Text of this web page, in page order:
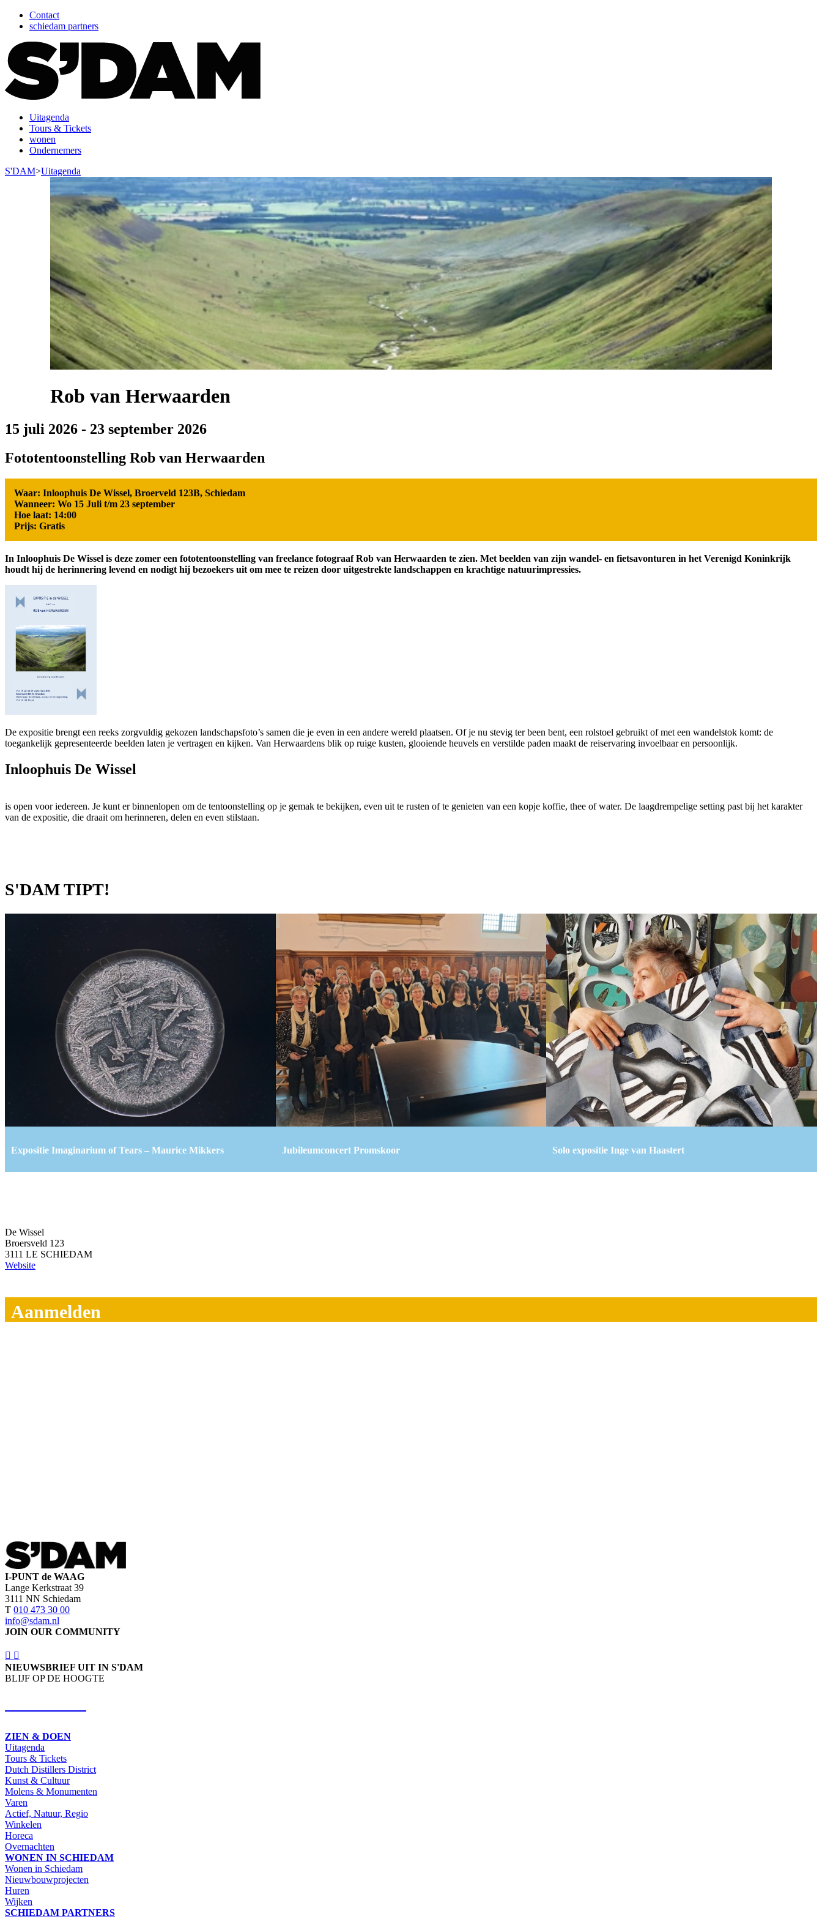
Contact
schiedam partners
Uitagenda
Tours & Tickets
wonen
Ondernemers
S'DAM>Uitagenda
Rob van Herwaarden
15 juli 2026 - 23 september 2026
Fototentoonstelling Rob van Herwaarden
Waar: Inloophuis De Wissel, Broerveld 123B, Schiedam
Wanneer: Wo 15 Juli t/m 23 september
Hoe laat: 14:00
Prijs: Gratis
In Inloophuis De Wissel is deze zomer een fototentoonstelling van freelance fotograaf Rob van Herwaarden te zien. Met beelden van zijn wandel- en fietsavonturen in het Verenigd Koninkrijk
houdt hij de herinnering levend en nodigt hij bezoekers uit om mee te reizen door uitgestrekte landschappen en krachtige natuurimpressies.
De expositie brengt een reeks zorgvuldig gekozen landschapsfoto’s samen die je even in een andere wereld plaatsen. Of je nu stevig ter been bent, een rolstoel gebruikt of met een wandelstok komt: de
toegankelijk gepresenteerde beelden laten je vertragen en kijken. Van Herwaardens blik op ruige kusten, glooiende heuvels en verstilde paden maakt de reiservaring invoelbaar en persoonlijk.
Inloophuis De Wissel
is open voor iedereen. Je kunt er binnenlopen om de tentoonstelling op je gemak te bekijken, even uit te rusten of te genieten van een kopje koffie, thee of water. De laagdrempelige setting past bij het karakter
van de expositie, die draait om herinneren, delen en even stilstaan.
S'DAM TIPT!
Expositie Imaginarium of Tears – Maurice Mikkers Jubileumconcert Promskoor Solo expositie Inge van Haastert
De Wissel
Broersveld 123
3111 LE SCHIEDAM
Website
Aanmelden
I-PUNT de WAAG
Lange Kerkstraat 39
3111 NN Schiedam
T 010 473 30 00
info@sdam.nl
JOIN OUR COMMUNITY
NIEUWSBRIEF UIT IN S'DAM
BLIJF OP DE HOOGTE
ZIEN & DOEN
Uitagenda
Tours & Tickets
Dutch Distillers District
Kunst & Cultuur
Molens & Monumenten
Varen
Actief, Natuur, Regio
Winkelen
Horeca
Overnachten
WONEN IN SCHIEDAM
Wonen in Schiedam
Nieuwbouwprojecten
Huren
Wijken
SCHIEDAM PARTNERS